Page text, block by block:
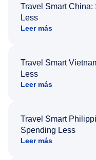
Travel Smart
Less
Leer más
Travel Smart
Less
Leer más
Travel Smart
Spending Less
Leer más